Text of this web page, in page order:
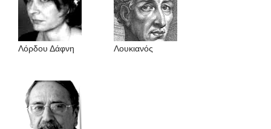
Λόρδου Δάφνη Λουκιανός